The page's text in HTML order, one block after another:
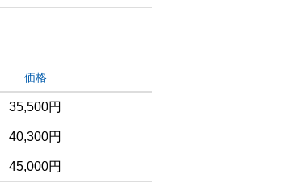
価格
35,500円
40,300円
45,000円